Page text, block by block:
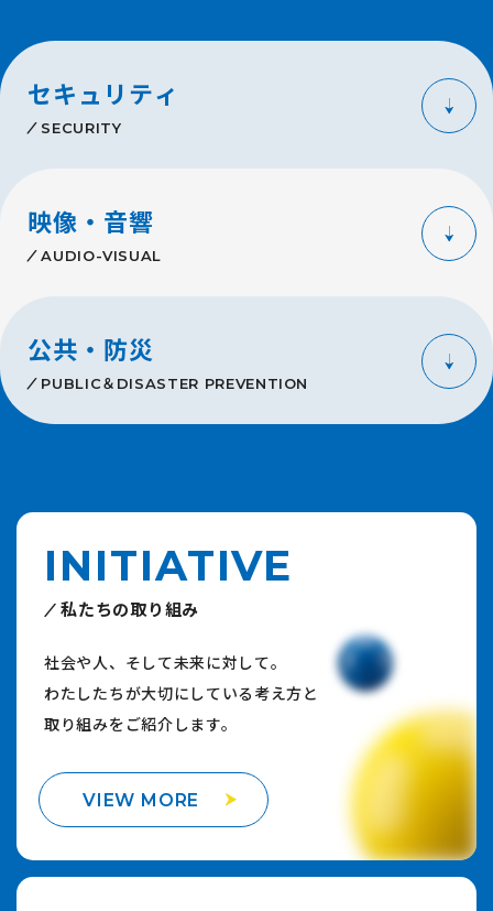
セキュリティ
SECURITY
映像・音響
AUDIO-VISUAL
公共・防災
PUBLIC＆DISASTER PREVENTION
INITIATIVE
私たちの取り組み
社会や人、そして未来に対して。
わたしたちが大切にしている考え方と
取り組みをご紹介します。
VIEW MORE